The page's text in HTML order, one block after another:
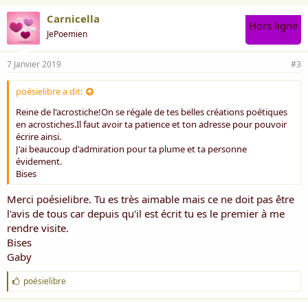
Carnicella
JePoemien
Hors ligne
7 Janvier 2019 #3
poésielibre a dit:
Reine de l'acrostiche!On se régale de tes belles créations poétiques
en acrostiches.Il faut avoir ta patience et ton adresse pour pouvoir
écrire ainsi.
J'ai beaucoup d'admiration pour ta plume et ta personne
évidement.
Bises
Merci poésielibre. Tu es très aimable mais ce ne doit pas être
l'avis de tous car depuis qu'il est écrit tu es le premier à me
rendre visite.
Bises
Gaby
J
'
poésielibre